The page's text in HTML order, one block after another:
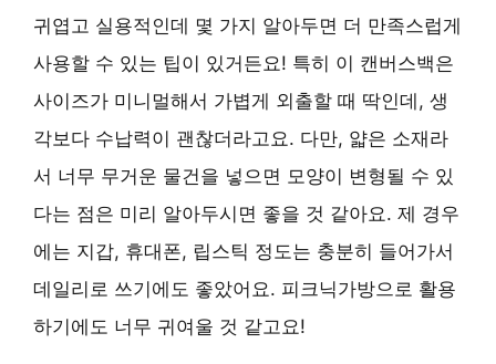
귀엽고 실용적인데 몇 가지 알아두면 더 만족스럽게
사용할 수 있는 팁이 있거든요! 특히 이 캔버스백은
사이즈가 미니멀해서 가볍게 외출할 때 딱인데, 생
각보다 수납력이 괜찮더라고요. 다만, 얇은 소재라
서 너무 무거운 물건을 넣으면 모양이 변형될 수 있
다는 점은 미리 알아두시면 좋을 것 같아요. 제 경우
에는 지갑, 휴대폰, 립스틱 정도는 충분히 들어가서
데일리로 쓰기에도 좋았어요. 피크닉가방으로 활용
하기에도 너무 귀여울 것 같고요!